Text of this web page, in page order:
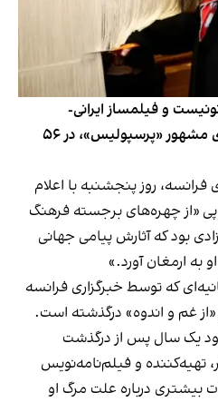
و فیلمساز ایرانی-
فرانسوی و خالق رمان تصویری مشهور «پرسپولیس»، در ۵۶
روز پنجشنبه با اعلام
«از چهره‌های برجسته فرهنگ
بود که آثارش پیامی جهانی
به ارمغان آورد.»
که توسط خبرگزاری فرانسه
غم و اندوه» درگذشته است.
یک سال پس از درگذشت
تهیه‌کننده و فیلم‌نامه‌نویس
بیشتری درباره علت مرگ او